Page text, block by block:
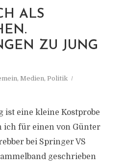
ALS
ZU JUNG
, Medien, Politik
ist eine kleine Kostprobe
ich für einen von Günter
bei Springer VS
geschrieben